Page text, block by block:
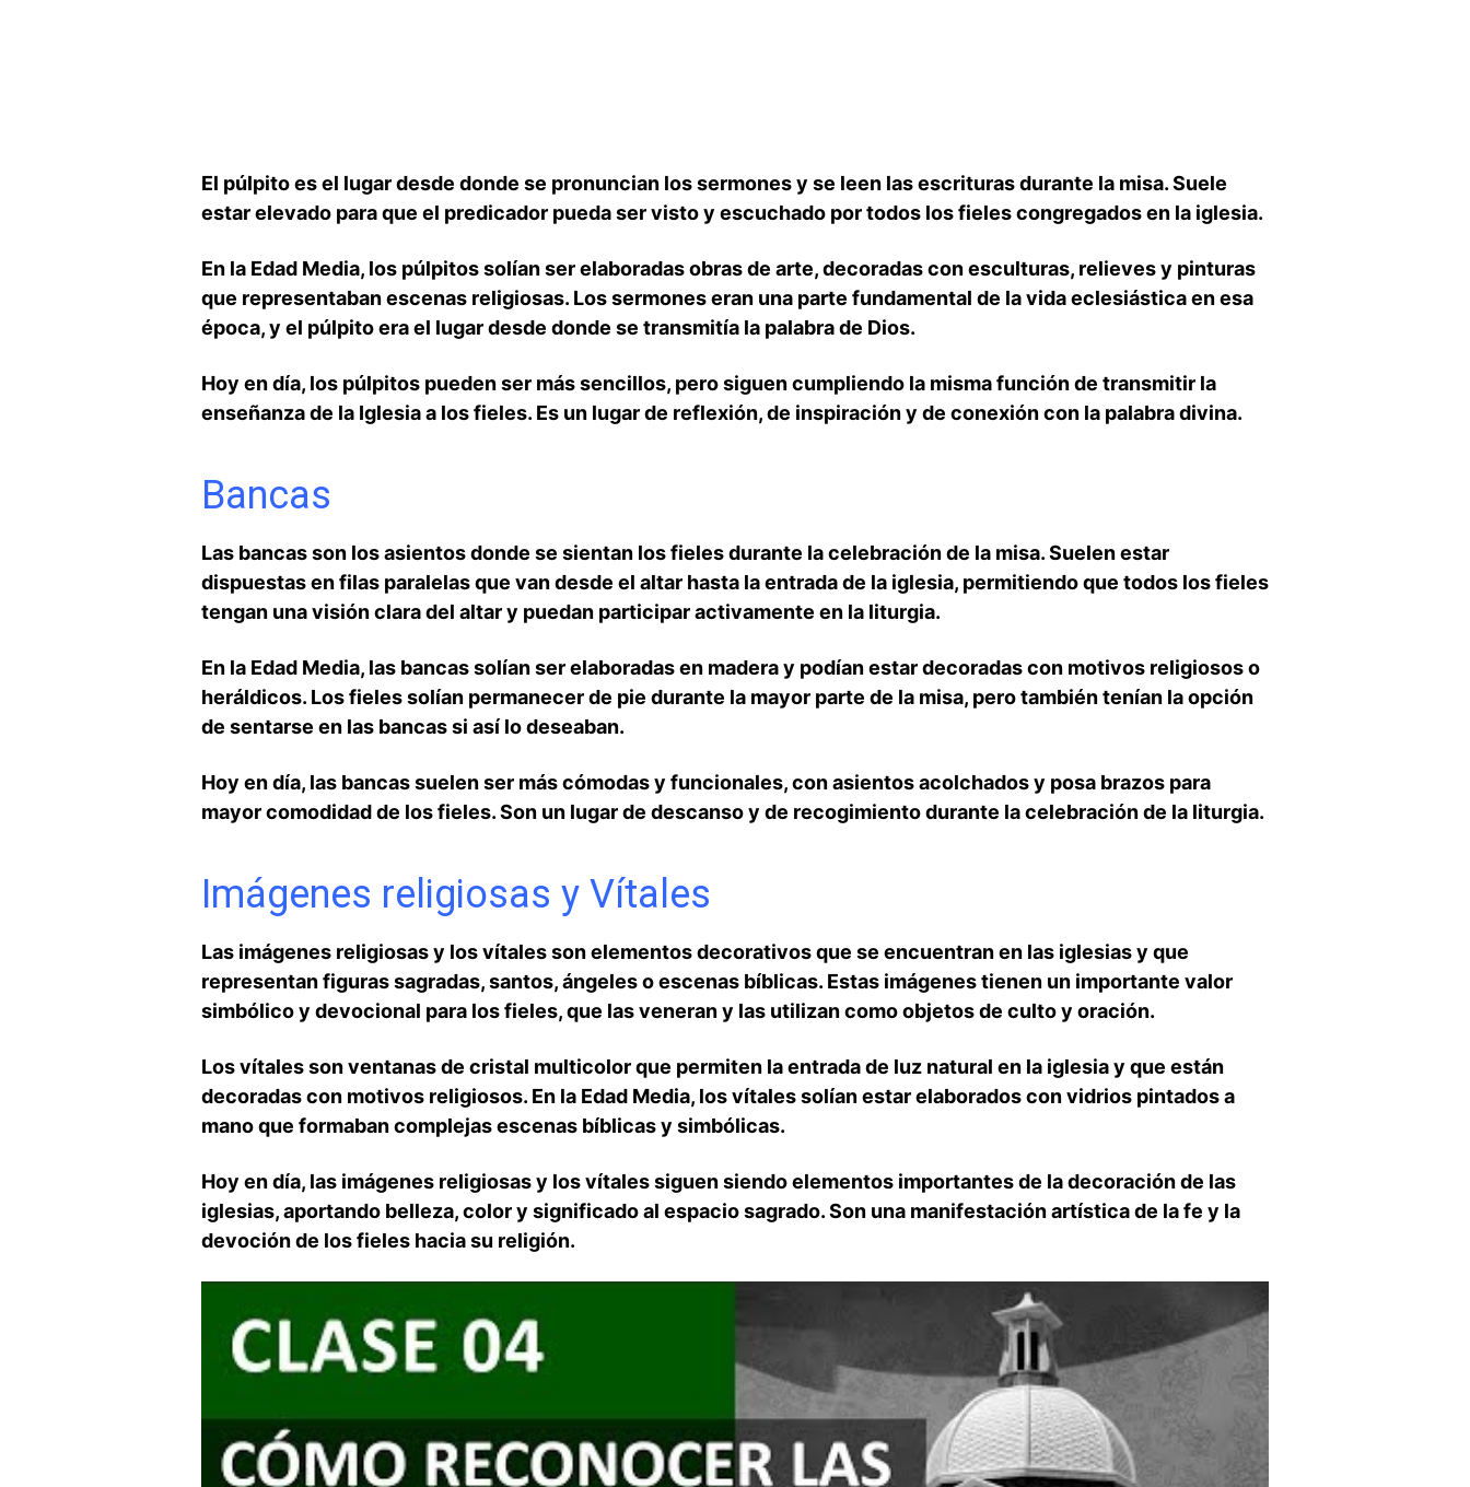
El púlpito es el lugar desde donde ‍se pronuncian los sermones ⁢y⁤ se leen las escrituras durante la misa. Suele
estar elevado para que el predicador pueda ser visto y escuchado⁣ por todos los fieles congregados en la‍ iglesia.
En la Edad‌ Media, ⁣los púlpitos⁤ solían ser elaboradas obras de arte, decoradas con esculturas, relieves y pinturas
que representaban escenas religiosas. Los sermones eran una ‌parte fundamental de la vida ‌eclesiástica en esa
época, y el púlpito era el lugar desde donde‌ se transmitía la palabra de Dios.
Hoy en día, los púlpitos pueden​ ser más sencillos, pero​ siguen cumpliendo ​la misma función de transmitir la
enseñanza de la Iglesia a los fieles. Es un lugar de reflexión, de inspiración y de conexión​ con ‌la palabra divina.
Bancas
Las bancas son los asientos donde se​ sientan los fieles durante‍ la celebración de la misa.⁤ Suelen estar
dispuestas en ⁤filas paralelas que van desde el altar⁤ hasta la entrada de la iglesia, permitiendo⁢ que ⁢todos los​ fieles
tengan una visión clara del altar y ⁢puedan participar activamente en la liturgia.
En la Edad Media, las bancas solían ser ‍elaboradas en ⁣madera y podían estar decoradas con motivos religiosos o
heráldicos. Los fieles solían permanecer de pie⁢ durante la mayor parte de ‌la misa, pero también tenían ​la opción
de sentarse en las bancas⁣ si así lo deseaban.
Hoy en día, las bancas suelen ser más cómodas y funcionales, con asientos ⁤acolchados y posa brazos para
mayor comodidad de los fieles. Son un ⁤lugar de descanso y de recogimiento durante la celebración ⁢de la‌ liturgia.
Imágenes religiosas y Vítales
Las imágenes religiosas y‌ los vítales son elementos decorativos que se encuentran​ en las iglesias y que
representan figuras sagradas, santos,‍ ángeles o escenas bíblicas. Estas⁢ imágenes tienen un importante valor
simbólico y devocional para los fieles, que las veneran y las utilizan como objetos‍ de culto y oración.
Los vítales son ventanas de cristal‌ multicolor que permiten la entrada de luz natural en la iglesia y que están
decoradas con motivos religiosos. En la Edad Media, los ​vítales solían estar elaborados con vidrios pintados ⁢a⁢
mano que formaban complejas escenas bíblicas y simbólicas.
Hoy en día, las imágenes ⁣religiosas y los vítales siguen siendo elementos ​importantes de ‌la decoración de⁢ las
iglesias, aportando belleza, color y significado al espacio sagrado. Son una manifestación artística de la fe ​y la
⁤devoción de los fieles​ hacia su religión.